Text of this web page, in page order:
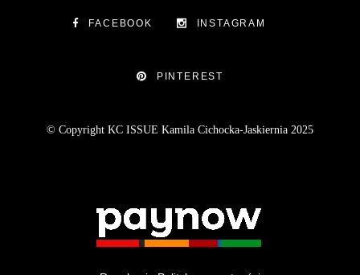
FACEBOOK INSTAGRAM
PINTEREST
© Copyright KC ISSUE Kamila Cichocka-Jaskiernia 2025